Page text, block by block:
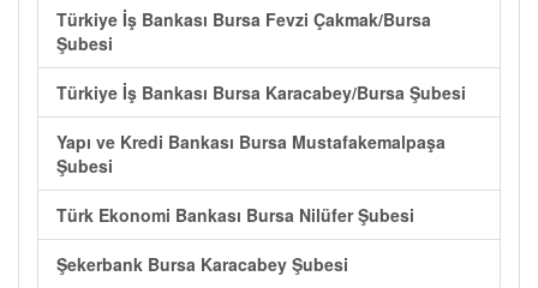
Türkiye İş Bankası Bursa Fevzi Çakmak/Bursa
Şubesi
Türkiye İş Bankası Bursa Karacabey/Bursa Şubesi
Yapı ve Kredi Bankası Bursa Mustafakemalpaşa
Şubesi
Türk Ekonomi Bankası Bursa Nilüfer Şubesi
Şekerbank Bursa Karacabey Şubesi